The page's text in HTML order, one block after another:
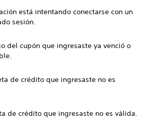
está intentando conectarse con un
sesión.
del cupón que ingresaste ya venció o
de crédito que ingresaste no es
de crédito que ingresaste no es válida.